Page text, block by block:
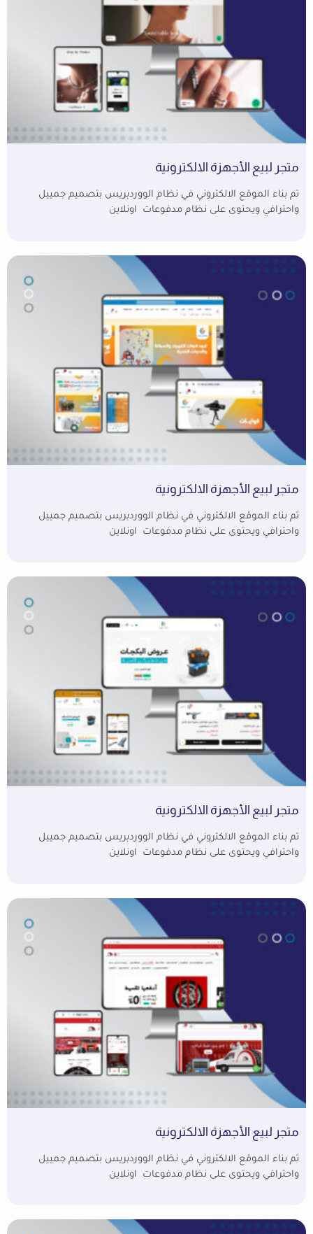
متجر لبيع الأجهزة الالكترونية
تم بناء الموقع الالكتروني في نظام الووردبريس بتصميم جمييل
واحترافي ويحتوى على نظام مدفوعات اونلاين
متجر لبيع الأجهزة الالكترونية
تم بناء الموقع الالكتروني في نظام الووردبريس بتصميم جمييل
واحترافي ويحتوى على نظام مدفوعات اونلاين
متجر لبيع الأجهزة الالكترونية
تم بناء الموقع الالكتروني في نظام الووردبريس بتصميم جمييل
واحترافي ويحتوى على نظام مدفوعات اونلاين
متجر لبيع الأجهزة الالكترونية
تم بناء الموقع الالكتروني في نظام الووردبريس بتصميم جمييل
واحترافي ويحتوى على نظام مدفوعات اونلاين